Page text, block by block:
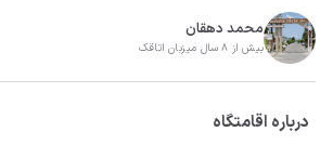
محمد دهقان
بیش از 8 سال میزبان اتاقک
درباره اقامتگاه